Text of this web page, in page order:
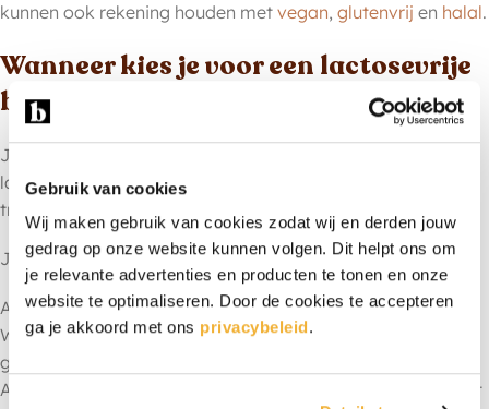
Gebruik van cookies
Wij maken gebruik van cookies zodat wij en derden jouw
gedrag op onze website kunnen volgen. Dit helpt ons om
je relevante advertenties en producten te tonen en onze
website te optimaliseren. Door de cookies te accepteren
ga je akkoord met ons privacybeleid.
kunnen ook rekening houden met vegan, glutenvrij en halal.
Wanneer kies je voor een lactosevrije
brownie?
Je hoeft niet per se lactose-intolerant te zijn om voor
lactosevrije brownies te kiezen. Ze zijn een heerlijke
traktatie, voor iedereen.
Je kiest voor lactosevrije brownies:
Als je zelf lactose vermijdt of gevoelig bent voor lactose
Wanneer je brownies wilt delen met een gemengd
gezelschap
Als je iemand een cadeau wilt geven en niet zeker weet wat